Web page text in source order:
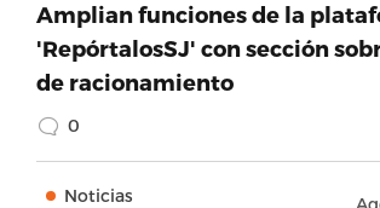
Amplian funciones de la
'RepórtalosSJ' con sección
de racionamiento
0
Noticias